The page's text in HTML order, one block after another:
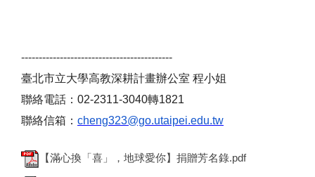
-------------------------------------------
臺北市立大學高教深耕計畫辦公室 程小姐
聯絡電話：02-2311-3040轉1821
聯絡信箱： cheng323@go.utaipei.edu.tw
【滿心換「喜」，地球愛你】捐贈芳名錄.pdf